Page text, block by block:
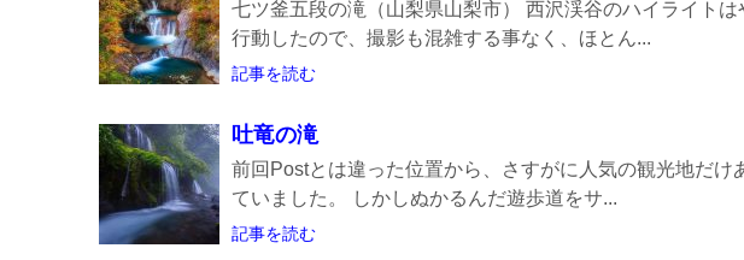
七ツ釜五段の滝（山梨県山梨市） 西沢渓谷のハイライト
行動したので、撮影も混雑する事なく、ほとん...
記事を読む
吐竜の滝
前回Postとは違った位置から、さすがに人気の観光地だ
ていました。 しかしぬかるんだ遊歩道をサ...
記事を読む